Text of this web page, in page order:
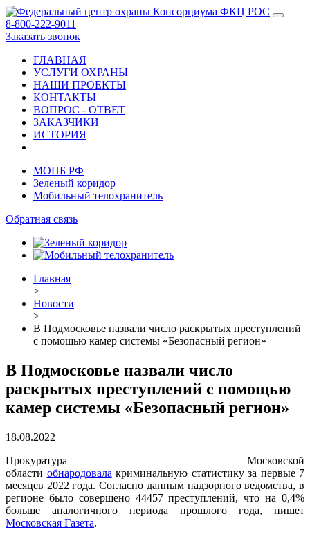
8-800-222-9011
Заказать звонок
ГЛАВНАЯ
УСЛУГИ ОХРАНЫ
НАШИ ПРОЕКТЫ
КОНТАКТЫ
ВОПРОС - ОТВЕТ
ЗАКАЗЧИКИ
ИСТОРИЯ
МОПБ РФ
Зеленый коридор
Мобильный телохранитель
Обратная связь
Главная
>
Новости
>
В Подмосковье назвали число раскрытых преступлений
с помощью камер системы «Безопасный регион»
В Подмосковье назвали число
раскрытых преступлений с помощью
камер системы «Безопасный регион»
18.08.2022
Прокуратура Московской
области обнародовала криминальную статистику за первые 7
месяцев 2022 года. Согласно данным надзорного ведомства, в
регионе было совершено 44457 преступлений, что на 0,4%
больше аналогичного периода прошлого года, пишет
Московская Газета.